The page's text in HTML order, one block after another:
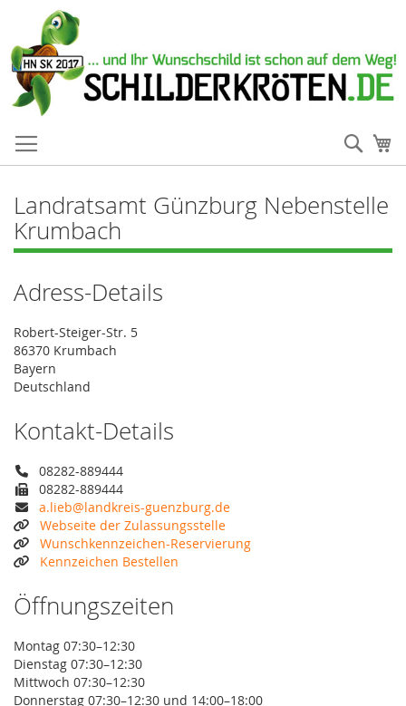
Landratsamt Günzburg Nebenstelle
Krumbach
Adress-Details
Robert-Steiger-Str. 5
86370 Krumbach
Bayern
Deutschland
Kontakt-Details
08282-889444
08282-889444
a.lieb@landkreis-guenzburg.de
Webseite der Zulassungsstelle
Wunschkennzeichen-Reservierung
Kennzeichen Bestellen
Öffnungszeiten
Montag 07:30–12:30
Dienstag 07:30–12:30
Mittwoch 07:30–12:30
Donnerstag 07:30–12:30 und 14:00–18:00